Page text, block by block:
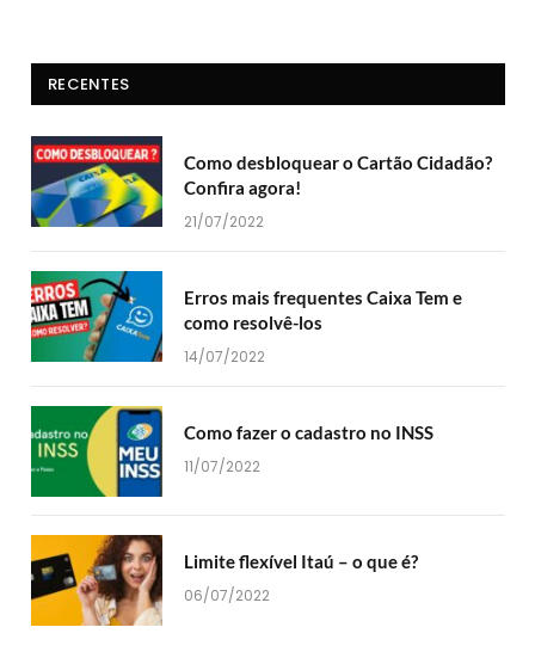
RECENTES
Como desbloquear o Cartão Cidadão?
Confira agora!
21/07/2022
Erros mais frequentes Caixa Tem e
como resolvê-los
14/07/2022
Como fazer o cadastro no INSS
11/07/2022
Limite flexível Itaú – o que é?
06/07/2022